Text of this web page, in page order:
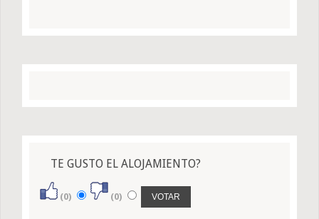
TE GUSTO EL ALOJAMIENTO?
(0) (0)